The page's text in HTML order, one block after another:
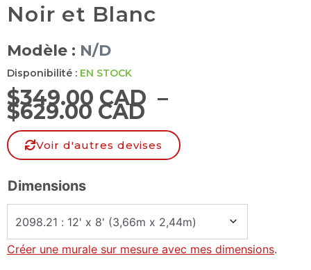
Noir et Blanc
Modèle : N/D
Disponibilité : EN STOCK
$349.00 CAD –
$629.00 CAD
Voir d'autres devises
Dimensions
Créer une murale sur mesure avec mes dimensions.